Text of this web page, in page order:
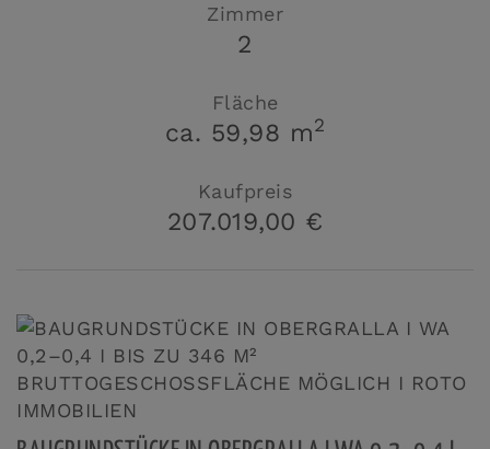
Zimmer
2
Fläche
ca. 59,98 m2
Kaufpreis
207.019,00 €